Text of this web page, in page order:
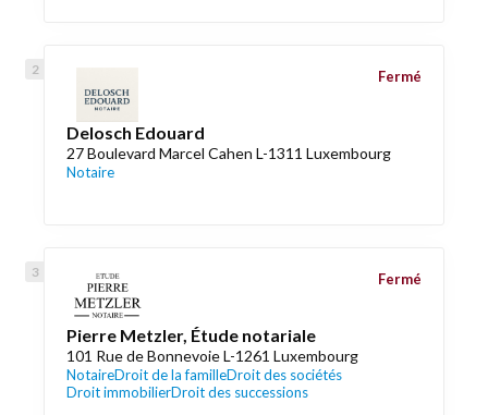
Delosch Edouard
27 Boulevard Marcel Cahen L-1311 Luxembourg
Notaire
Fermé
Pierre Metzler, Étude notariale
101 Rue de Bonnevoie L-1261 Luxembourg
NotaireDroit de la familleDroit des sociétés
Droit immobilierDroit des successions
Fermé